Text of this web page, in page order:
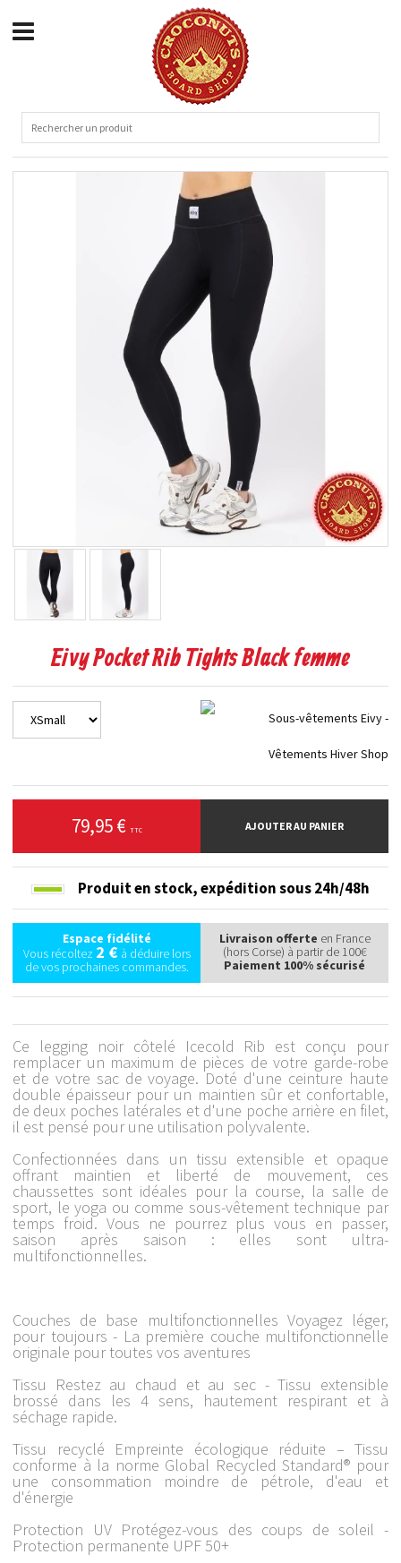
Eivy Pocket Rib Tights Black femme
79,95 € TTC AJOUTER AU PANIER
Produit en stock,expédition sous 24h/48h
Espace fidélité
Vous récoltez 2 €à déduire lors
de vos prochaines commandes.
Livraison offerte en France
(hors Corse) à partir de 100€
Paiement 100% sécurisé
Ce legging noir côtelé Icecold Rib est conçu pour
remplacer un maximum de pièces de votre garde-robe
et de votre sac de voyage. Doté d'une ceinture haute
double épaisseur pour un maintien sûr et confortable,
de deux poches latérales et d'une poche arrière en filet,
il est pensé pour une utilisation polyvalente.
Confectionnées dans un tissu extensible et opaque
offrant maintien et liberté de mouvement, ces
chaussettes sont idéales pour la course, la salle de
sport, le yoga ou comme sous-vêtement technique par
temps froid. Vous ne pourrez plus vous en passer,
saison après saison : elles sont ultra-
multifonctionnelles.
Couches de base multifonctionnelles Voyagez léger,
pour toujours - La première couche multifonctionnelle
originale pour toutes vos aventures
Tissu Restez au chaud et au sec - Tissu extensible
brossé dans les 4 sens, hautement respirant et à
séchage rapide.
Tissu recyclé Empreinte écologique réduite – Tissu
conforme à la norme Global Recycled Standard® pour
une consommation moindre de pétrole, d'eau et
d'énergie
Protection UV Protégez-vous des coups de soleil -
Protection permanente UPF 50+